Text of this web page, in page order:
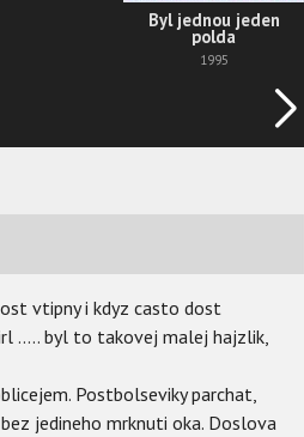
Byl jednou jeden
polda
1995
vtipny i kdyz casto dost
..... byl to takovej malej hajzlik,
Postbolseviky parchat,
jedineho mrknuti oka. Doslova